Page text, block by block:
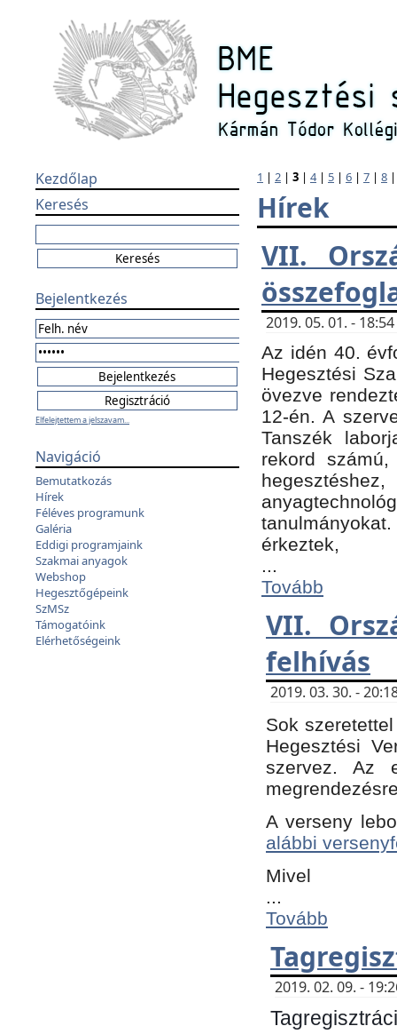
Kezdőlap
Keresés
Bejelentkezés
Elfelejtettem a jelszavam...
Navigáció
Bemutatkozás
Hírek
Féléves programunk
Galéria
Eddigi programjaink
Szakmai anyagok
Webshop
Hegesztőgépeink
SzMSz
Támogatóink
Elérhetőségeink
1 | 2 | 3 | 4| 5 | 6 | 7 | 8
Hírek
VII.
2019. 05. 01. -
Az idén 40.
Hegesztési
övezve
12-én. A
Tanszék
rekord
érkeztek,
...
Tovább
VII.
felhívás
2019. 03. 30. -
Sok
Hegesztési
szervez. Az
A verseny
alábbi
Mivel
...
Tovább
2019. 02. 09. -